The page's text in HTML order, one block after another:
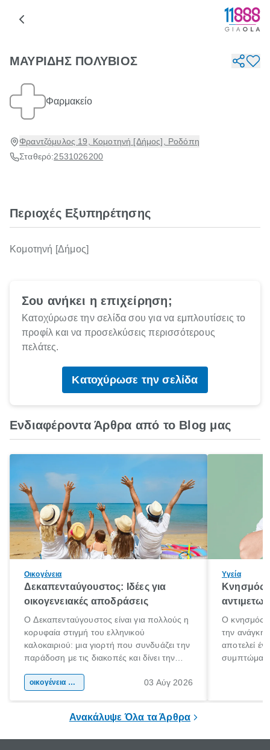
ΜΑΥΡΙΔΗΣ ΠΟΛΥΒΙΟΣ
Φαρμακείο
Φραντζόμυλος 19, Κομοτηνή [Δήμος], Ροδόπη
Σταθερό:2531026200
Περιοχές Εξυπηρέτησης
Κομοτηνή [Δήμος]
Σου ανήκει η επιχείρηση;
Κατοχύρωσε την σελίδα σου για να εμπλουτίσεις το
προφίλ και να προσελκύσεις περισσότερους
πελάτες.
Κατοχύρωσε την σελίδα
Ενδιαφέροντα Άρθρα από το Blog μας
Οικογένεια
Δεκαπενταύγουστος: Ιδέες για
οικογενειακές αποδράσεις
Ο Δεκαπενταύγουστος είναι για πολλούς η
κορυφαία στιγμή του ελληνικού
καλοκαιριού: μια γιορτή που συνδυάζει την
παράδοση με τις διακοπές και δίνει την
χώρας. Είτε πρόκειται για λίγες μέρες
οικογένεια & παιδί 03 Αύγ 2026
Υγεία
Κνησμός:
Ο κνησμός
την ανάγκη
αποτελεί
Ανακάλυψε Όλα τα Άρθρα